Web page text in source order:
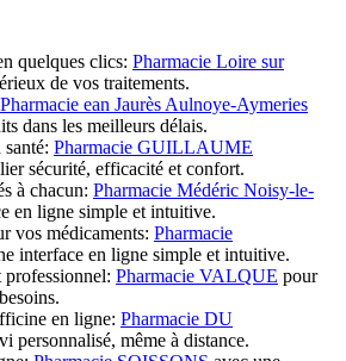
quelques clics: Pharmacie Loire sur
de vos traitements.
Pharmacie ean Jaurès Aulnoye-Aymeries
dans les meilleurs délais.
Pharmacie GUILLAUME
sécurité, efficacité et confort.
à chacun: Pharmacie Médéric Noisy-le-
en ligne simple et intuitive.
vos médicaments: Pharmacie
interface en ligne simple et intuitive.
Pharmacie VALQUE pour
en ligne: Pharmacie DU
personnalisé, même à distance.